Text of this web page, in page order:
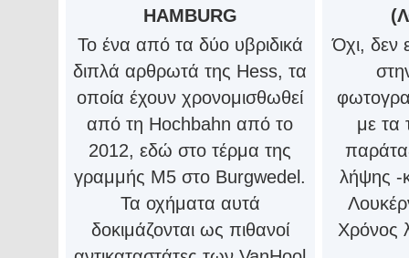
HAMBURG
Το ένα από τα δύο υβριδικά
διπλά αρθρωτά της Hess, τα
οποία έχουν χρονομισθωθεί
από τη Hochbahn από το
2012, εδώ στο τέρμα της
γραμμής Μ5 στο Burgwedel.
Τα οχήματα αυτά
δοκιμάζονται ως πιθανοί
Όχι, δεν
με τα
λήψης -
Χρόνος